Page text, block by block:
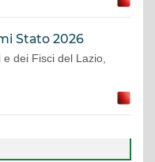
Stato 2026
dei Fisci del Lazio,